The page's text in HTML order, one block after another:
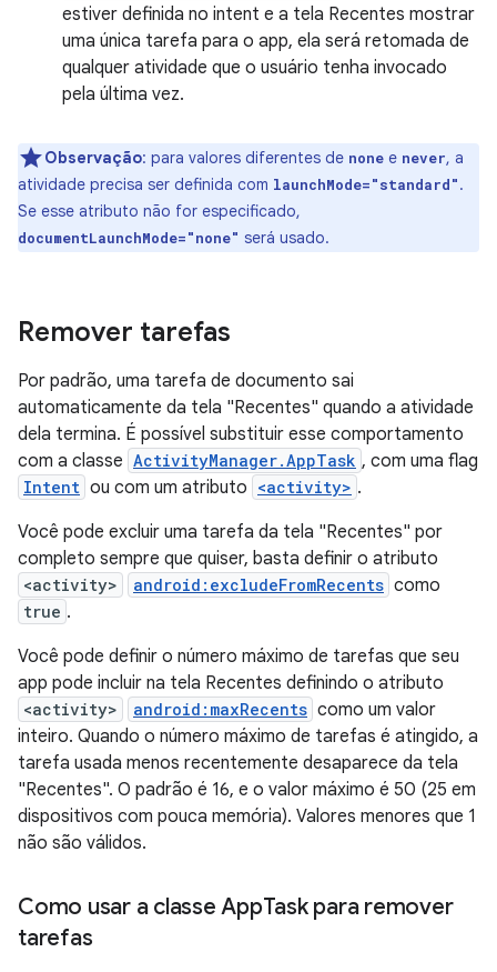
estiver definida no intent e a tela Recentes mostrar
uma única tarefa para o app, ela será retomada de
qualquer atividade que o usuário tenha invocado
pela última vez.
Observação: para valores diferentes de none e never, a
atividade precisa ser definida com launchMode="standard".
Se esse atributo não for especificado,
documentLaunchMode="none" será usado.
Remover tarefas
Por padrão, uma tarefa de documento sai
automaticamente da tela "Recentes" quando a atividade
dela termina. É possível substituir esse comportamento
com a classe ActivityManager.AppTask , com uma flag
Intent ou com um atributo <activity> .
Você pode excluir uma tarefa da tela "Recentes" por
completo sempre que quiser, basta definir o atributo
<activity> android:excludeFromRecents como
true .
Você pode definir o número máximo de tarefas que seu
app pode incluir na tela Recentes definindo o atributo
<activity> android:maxRecents como um valor
inteiro. Quando o número máximo de tarefas é atingido, a
tarefa usada menos recentemente desaparece da tela
"Recentes". O padrão é 16, e o valor máximo é 50 (25 em
dispositivos com pouca memória). Valores menores que 1
não são válidos.
Como usar a classe AppTask para remover
tarefas